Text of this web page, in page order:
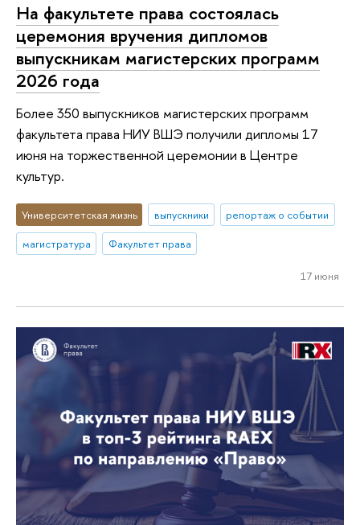
На факультете права состоялась
церемония вручения дипломов
выпускникам магистерских программ
2026 года
Более 350 выпускников магистерских программ
факультета права НИУ ВШЭ получили дипломы 17
июня на торжественной церемонии в Центре
культур.
Университетская жизнь выпускники
репортаж о событии
магистратура
Факультет права
17 июня